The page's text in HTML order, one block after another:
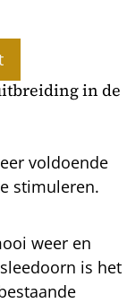
in de
voldoende
stimuleren.
weer en
is het